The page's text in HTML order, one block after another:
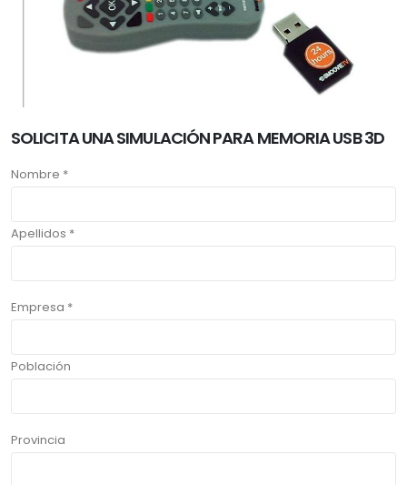
SOLICITA UNA SIMULACIÓN PARA MEMORIA USB 3D
Nombre *
Apellidos *
Empresa *
Población
Provincia